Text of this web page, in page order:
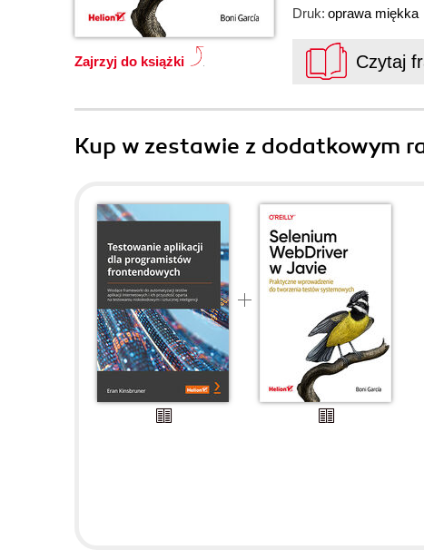
Zajrzyj do książki
Druk: oprawa miękka
Czytaj
Kup w zestawie z dodatkowym